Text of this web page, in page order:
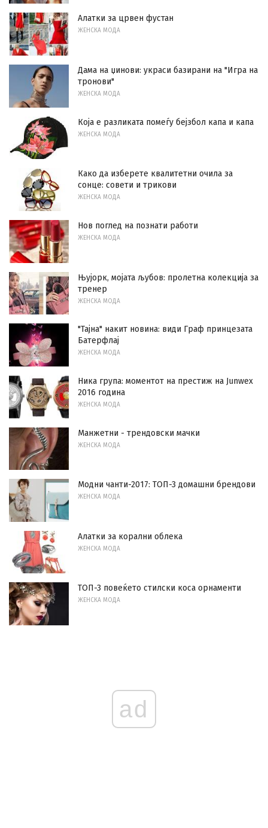
Алатки за црвен фустан
ЖЕНСКА МОДА
Дама на џинови: украси базирани на "Игра на
тронови"
ЖЕНСКА МОДА
Која е разликата помеѓу бејзбол капа и капа
ЖЕНСКА МОДА
Како да изберете квалитетни очила за
сонце: совети и трикови
ЖЕНСКА МОДА
Нов поглед на познати работи
ЖЕНСКА МОДА
Њујорк, мојата љубов: пролетна колекција за
тренер
ЖЕНСКА МОДА
"Тајна" накит новина: види Граф принцезата
Батерфлај
ЖЕНСКА МОДА
Ника група: моментот на престиж на Junwex
2016 година
ЖЕНСКА МОДА
Манжетни - трендовски мачки
ЖЕНСКА МОДА
Модни чанти-2017: ТОП-3 домашни брендови
ЖЕНСКА МОДА
Алатки за корални облека
ЖЕНСКА МОДА
ТОП-3 повеќето стилски коса орнаменти
ЖЕНСКА МОДА
ad